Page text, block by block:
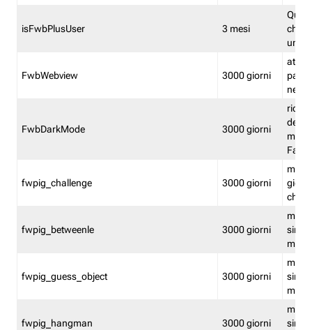
isFwbPlusUser 3 mesi
che
una
FwbWebview 3000 giorni
attiva
FwbDarkMode 3000 giorni
fwpig_challenge 3000 giorni
fwpig_betweenle 3000 giorni
fwpig_guess_object 3000 giorni
fwpig_hangman 3000 giorni